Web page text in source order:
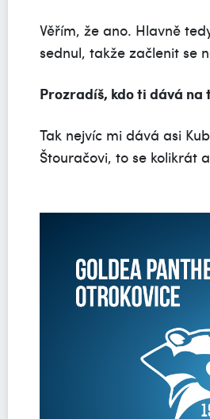
Věřím, že ano. Hlavně
sednul, takže začlenit se
Prozradíš, kdo ti dává na
Tak nejvíc mi dává asi
Štouračovi, to se kolikrát